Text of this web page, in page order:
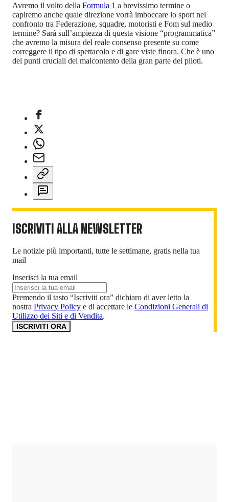
Avremo il volto della Formula 1 a brevissimo termine o
capiremo anche quale direzione vorrà imboccare lo sport nel
confronto tra Federazione, squadre, motoristi e Fom sul medio
termine? Sarà sull’ampiezza di questa visione “programmatica”
che avremo la misura del reale consenso presente su come
correggere il tipo di spettacolo e di gare viste finora. Che è uno
dei punti cruciali del malcontento della gran parte dei piloti.
ISCRIVITI ALLA NEWSLETTER
Le notizie più importanti, tutte le settimane, gratis nella tua
mail
Inserisci la tua email
Premendo il tasto “Iscriviti ora” dichiaro di aver letto la
nostra Privacy Policy e di accettare le Condizioni Generali di
Utilizzo dei Siti e di Vendita.
ISCRIVITI ORA